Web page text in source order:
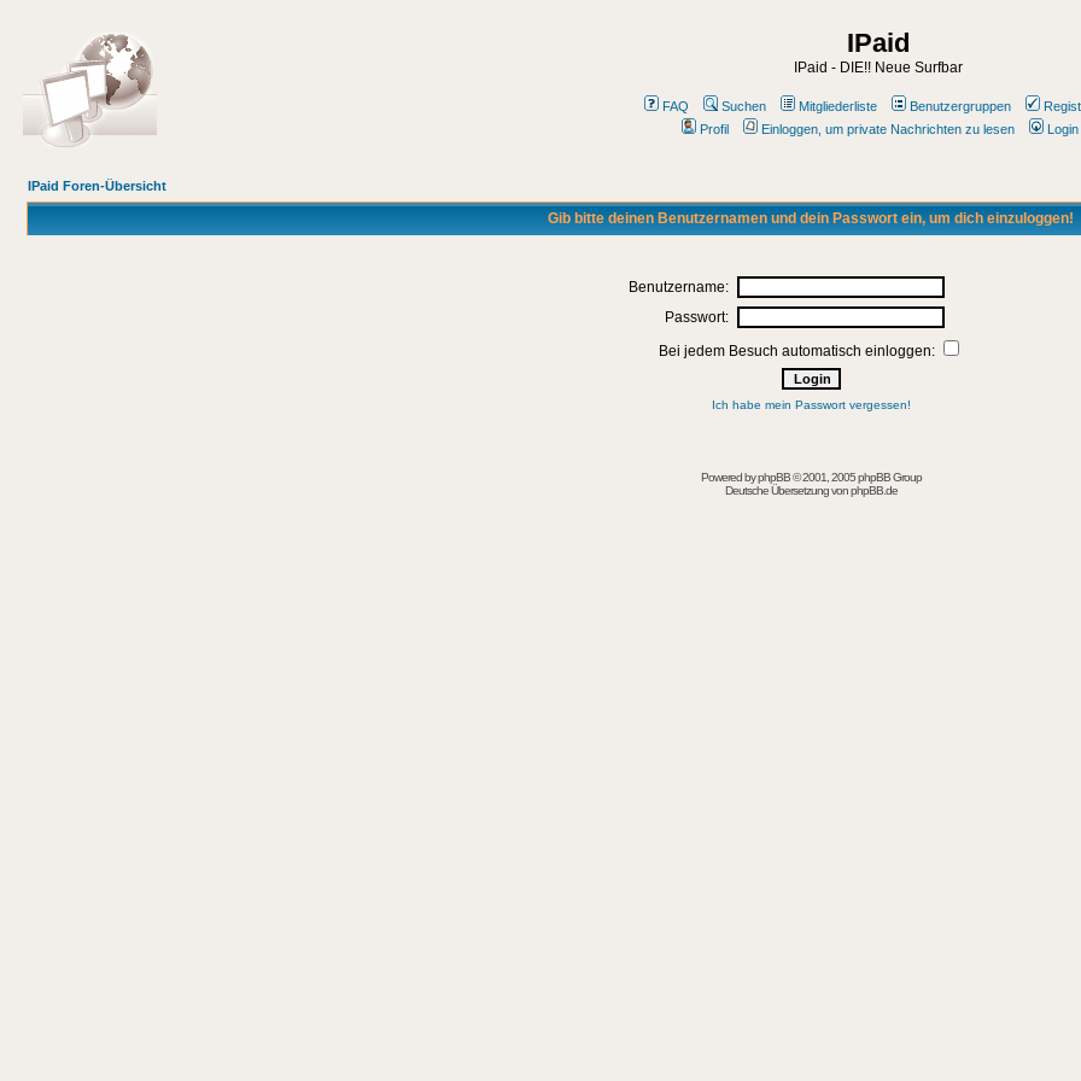
IPaid
IPaid - DIE!! Neue Surfbar
FAQ Suchen Mitgliederliste Benutzergruppen
Profil
Einloggen, um private Nachrichten zu lesen Login
IPaid Foren-Übersicht
Gib bitte deinen Benutzernamen und dein Passwort ein, um dich einzuloggen!
Benutzername:
Passwort:
Bei jedem Besuch automatisch einloggen:
Ich habe mein Passwort vergessen!
Powered byphpBB© 2001, 2005 phpBB Group
Deutsche Übersetzung vonphpBB.de